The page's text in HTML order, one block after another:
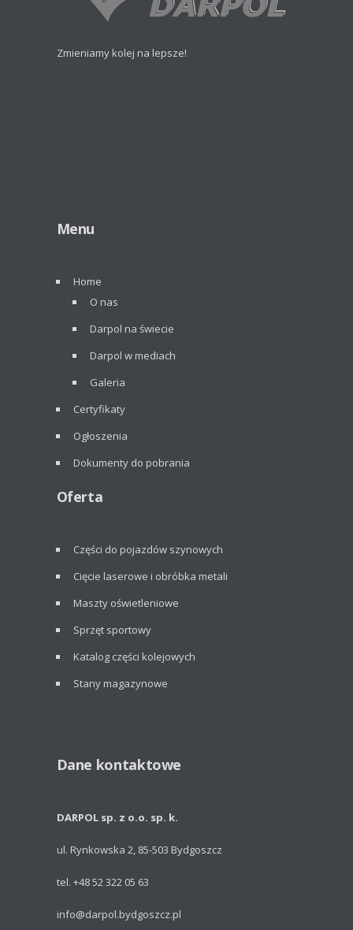
Zmieniamy kolej na lepsze!
Menu
Home
O nas
Darpol na świecie
Darpol w mediach
Galeria
Certyfikaty
Ogłoszenia
Dokumenty do pobrania
Oferta
Części do pojazdów szynowych
Cięcie laserowe i obróbka metali
Maszty oświetleniowe
Sprzęt sportowy
Katalog części kolejowych
Stany magazynowe
Dane kontaktowe
DARPOL sp. z o.o. sp. k.
ul. Rynkowska 2, 85-503 Bydgoszcz
tel. +48 52 322 05 63
info@darpol.bydgoszcz.pl